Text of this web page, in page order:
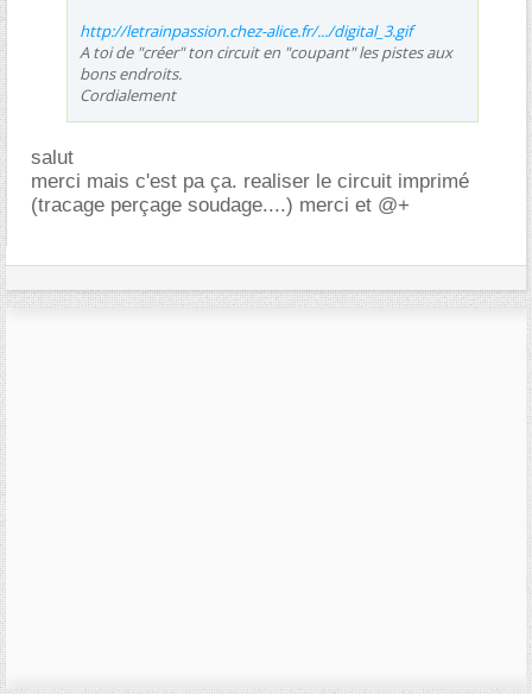
http://letrainpassion.chez-alice.fr/.../digital_3.gif
A toi de "créer" ton circuit en "coupant" les pistes aux
bons endroits.
Cordialement
salut
merci mais c'est pa ça. realiser le circuit imprimé
(tracage perçage soudage....) merci et @+